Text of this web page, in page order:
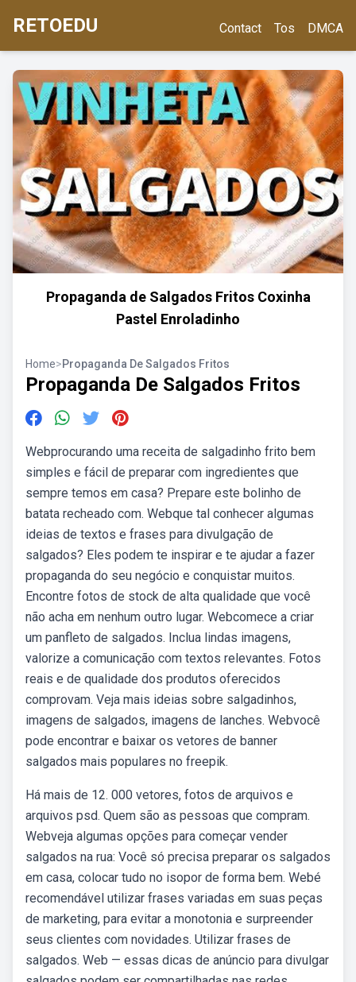
RETOEDU Contact Tos DMCA
Propaganda de Salgados Fritos Coxinha
Pastel Enroladinho
Home>Propaganda De Salgados Fritos
Propaganda De Salgados Fritos
Webprocurando uma receita de salgadinho frito bem
simples e fácil de preparar com ingredientes que
sempre temos em casa? Prepare este bolinho de
batata recheado com. Webque tal conhecer algumas
ideias de textos e frases para divulgação de
salgados? Eles podem te inspirar e te ajudar a fazer
propaganda do seu negócio e conquistar muitos.
Encontre fotos de stock de alta qualidade que você
não acha em nenhum outro lugar. Webcomece a criar
um panfleto de salgados. Inclua lindas imagens,
valorize a comunicação com textos relevantes. Fotos
reais e de qualidade dos produtos oferecidos
comprovam. Veja mais ideias sobre salgadinhos,
imagens de salgados, imagens de lanches. Webvocê
pode encontrar e baixar os vetores de banner
salgados mais populares no freepik.
Há mais de 12. 000 vetores, fotos de arquivos e
arquivos psd. Quem são as pessoas que compram.
Webveja algumas opções para começar vender
salgados na rua: Você só precisa preparar os salgados
em casa, colocar tudo no isopor de forma bem. Webé
recomendável utilizar frases variadas em suas peças
de marketing, para evitar a monotonia e surpreender
seus clientes com novidades. Utilizar frases de
salgados. Web — essas dicas de anúncio para divulgar